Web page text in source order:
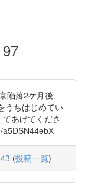
落2ケ月後、
うちはじめてい
あげてくださ
(投稿一覧)